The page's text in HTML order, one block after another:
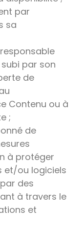
par
sa
par son
de
Contenu ou à
;
de
à protéger
et/ou logiciels
des
à travers le
et